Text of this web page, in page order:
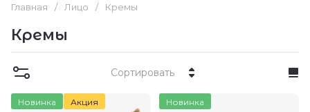
Главная / Лицо / Кремы
Кремы
Сортировать
Новинка Акция Новинка